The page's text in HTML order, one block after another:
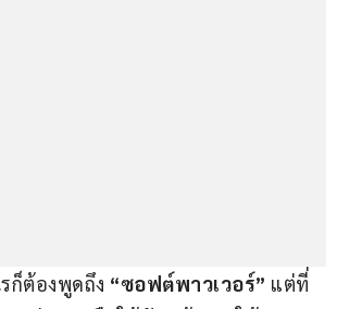
ก็ต้องพูดถึง “ซอฟต์พาวเวอร์” แต่ที่